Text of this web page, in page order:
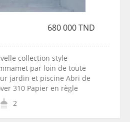
680 000 TND
collection style
par loin de toute
jardin et piscine Abri de
310 Papier en règle
2